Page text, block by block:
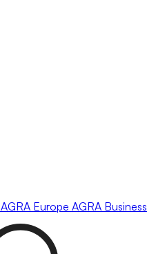
AGRA Europe AGRA Business